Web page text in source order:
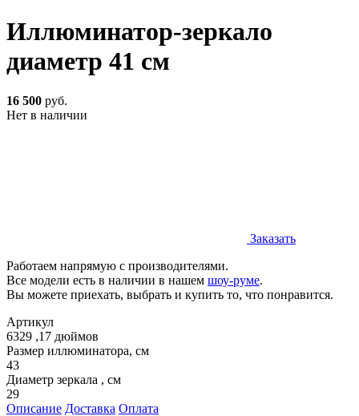
Иллюминатор-зеркало
диаметр 41 см
16 500 руб.
Нет в наличии
Заказать
Работаем напрямую с производителями.
Все модели есть в наличии в нашем шоу-руме.
Вы можете приехать, выбрать и купить то, что понравится.
Артикул
6329 ,17 дюймов
Размер иллюминатора, см
43
Диаметр зеркала , см
29
Описание Доставка Оплата